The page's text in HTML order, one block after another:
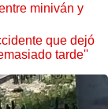
miniván y
que dejó
tarde''